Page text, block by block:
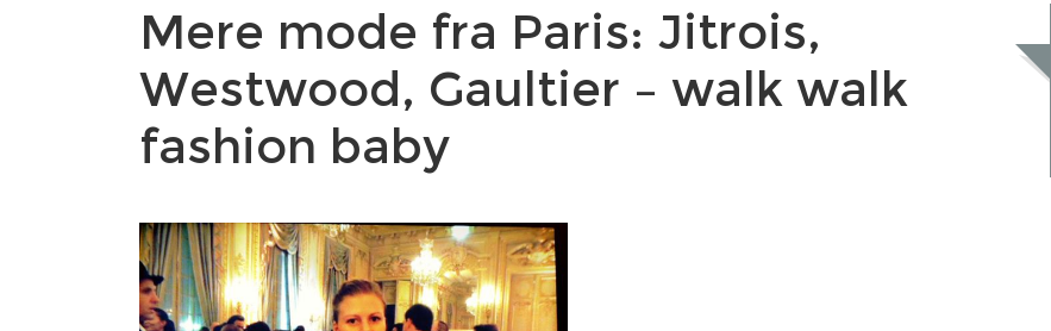
Mere mode fra Paris: Jitrois,
Westwood, Gaultier – walk walk
fashion baby